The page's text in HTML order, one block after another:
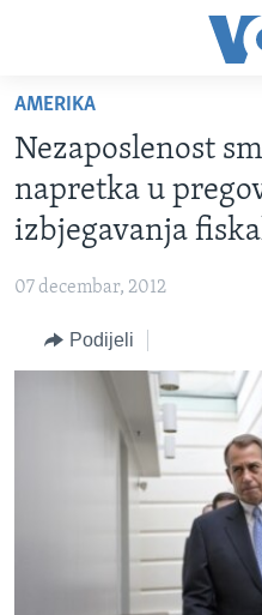
glavni
sadržaj
na
glavnu
Idi
pretragu
TV PROGRAM
FOTOGRAFIJE DANA
VIJESTI
SJEDINJENE AMERIČKE
BOSNA I HERCEGOVINA
NAUKA I TEHNOLOGIJA
SPECIJALNI PROJEKTI
SLOBODA MEDIJA
ŽENSKA STRANA
IZBJEGLIČKA STRANA
O GLASU AMERIKE
AMERIKA
Nezaposlenost
napretka u
izbjegavanja
07 decembar, 2012
Podijeli